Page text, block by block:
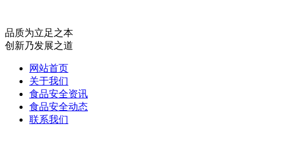
品质为立足之本
创新乃发展之道
网站首页
关于我们
食品安全资讯
食品安全动态
联系我们